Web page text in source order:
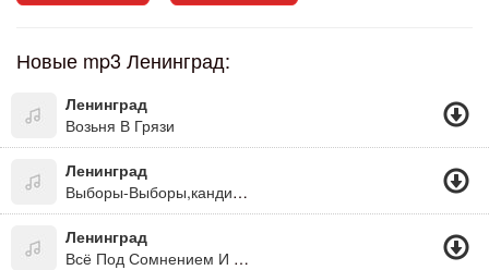
Новые mp3 Ленинград:
Ленинград
Возьня В Грязи
Ленинград
Выборы-Выборы,кандидаты Пидары.
Ленинград
Всё Под Сомнением И Всё Относительно